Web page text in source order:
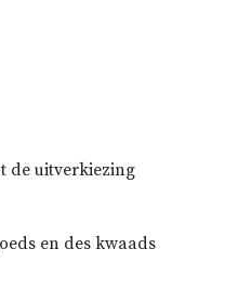
de uitverkiezing
en des kwaads